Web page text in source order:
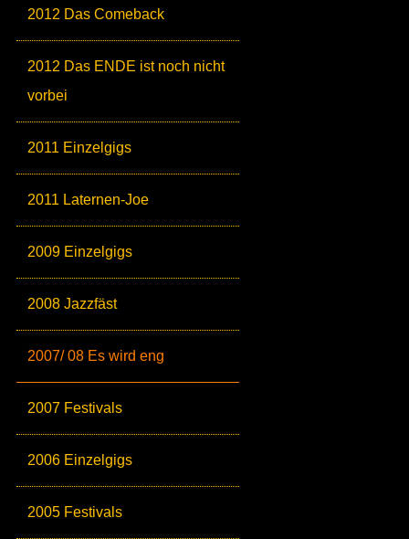
2012 Das Comeback
2012 Das ENDE ist noch nicht
vorbei
2011 Einzelgigs
2011 Laternen-Joe
2009 Einzelgigs
2008 Jazzfäst
2007/ 08 Es wird eng
2007 Festivals
2006 Einzelgigs
2005 Festivals